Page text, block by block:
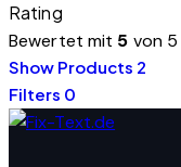
Rating
Bewertet mit 5 von 5
Show Products 2
Filters 0